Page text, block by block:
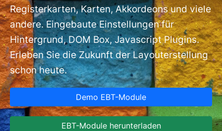
Registerkarten, Karten, Akkordeons und viele
andere. Eingebaute Einstellungen für
Hintergrund, DOM Box, Javascript Plugins.
Erleben Sie die Zukunft der Layouterstellung
schon heute.
Demo EBT-Module
EBT-Module herunterladen